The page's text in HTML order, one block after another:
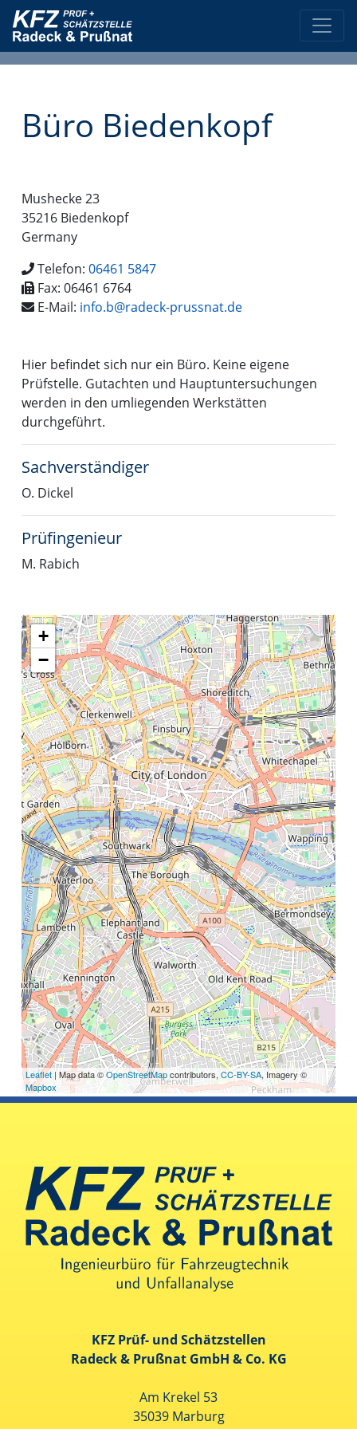
Büro Biedenkopf
Mushecke 23
35216 Biedenkopf
Germany
Telefon: 06461 5847
Fax: 06461 6764
E-Mail: info.b@radeck-prussnat.de
Hier befindet sich nur ein Büro. Keine eigene
Prüfstelle. Gutachten und Hauptuntersuchungen
werden in den umliegenden Werkstätten
durchgeführt.
Sachverständiger
O. Dickel
Prüfingenieur
M. Rabich
+
−
Leaflet | Map data ©OpenStreetMapcontributors, CC-BY-SA, Imagery ©
Mapbox
KFZ Prüf- und Schätzstellen
Radeck & Prußnat GmbH & Co. KG
Am Krekel 53
35039 Marburg